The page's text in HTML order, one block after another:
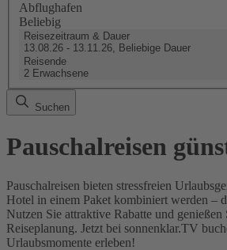
Abflughafen
Beliebig
Reisezeitraum & Dauer
13.08.26 - 13.11.26, Beliebige Dauer
Reisende
2 Erwachsene
Suchen
Pauschalreisen
Pauschalreisen bieten stressfreien
Hotel in einem Paket kombiniert werden –
Nutzen Sie attraktive Rabatte und genießen
Reiseplanung. Jetzt bei sonnenklar.TV
Urlaubsmomente erleben!